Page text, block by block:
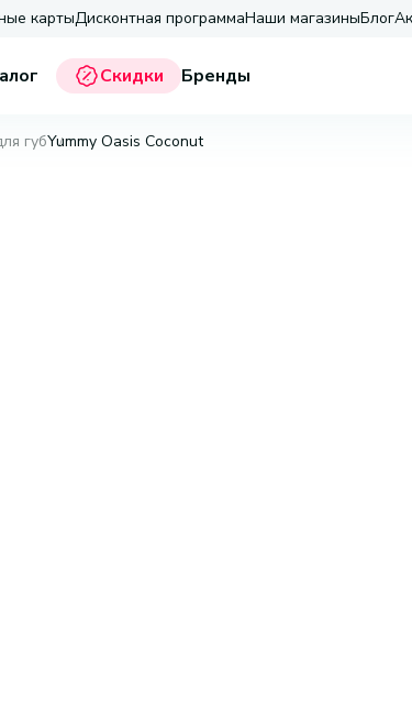
картыДисконтная программаНаши магазиныБлог
Скидки Бренды
губYummy Oasis Coconut